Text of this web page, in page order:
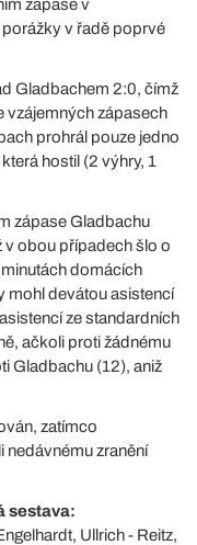
zápase v
v řadě poprvé
Gladbachem 2:0, čímž
vzájemných zápasech
prohrál pouze jedno
hostil (2 výhry, 1
zápase Gladbachu
v obou případech šlo o
domácích
mohl devátou asistencí
ze standardních
ačkoli proti žádnému
Gladbachu (12), aniž
zatímco
nedávnému zranění
sestava:
Ullrich - Reitz,